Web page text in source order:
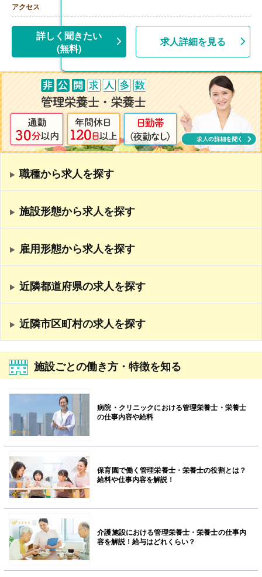
アクセス
詳しく聞きたい
(無料)
求人詳細を見る
職種から求人を探す
施設形態から求人を探す
雇用形態から求人を探す
近隣都道府県の求人を探す
近隣市区町村の求人を探す
施設ごとの働き方・特徴を知る
病院・クリニックにおける管理栄養士・栄養士
の仕事内容や給料
保育園で働く管理栄養士・栄養士の役割とは？
給料や仕事内容を解説！
介護施設における管理栄養士・栄養士の仕事内
容を解説！給与はどれくらい？